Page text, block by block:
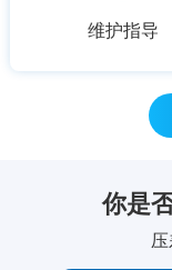
维护指导
你是